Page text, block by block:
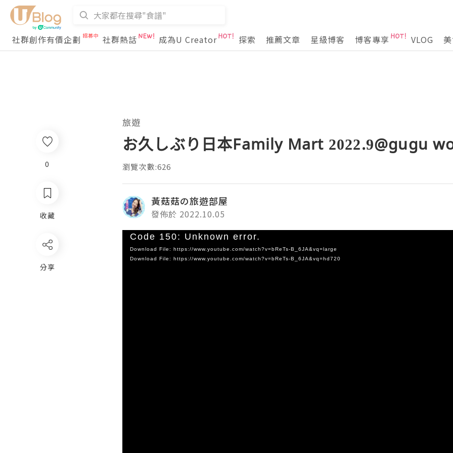
社群創作有價企劃
社群熱話 成為U Creator 探索 推薦文章 星級博客 博客專享 VLOG
旅遊
お久しぶり日本Family Mart 2022.9@gugu
瀏覽次數:626
黃菇菇の旅遊部屋
發佈於 2022.10.05
Video
Player
Code 150: Unknown error.
Download File: https://www.youtube.com/watch?v=bReTs-B_6JA&vq=large
Download File: https://www.youtube.com/watch?v=bReTs-B_6JA&vq=hd720
0
收藏
分享